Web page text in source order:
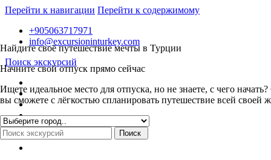
Перейти к навигации Перейти к содержимому
Найдите своё путешествие мечты в Турции
Начните свой отпуск прямо сейчас
Ищете идеальное место для отпуска, но не знаете, с чего
вы сможете с лёгкостью спланировать путешествие всей своей
+905063717971
info@excursioninturkey.com
Поиск экскурсий